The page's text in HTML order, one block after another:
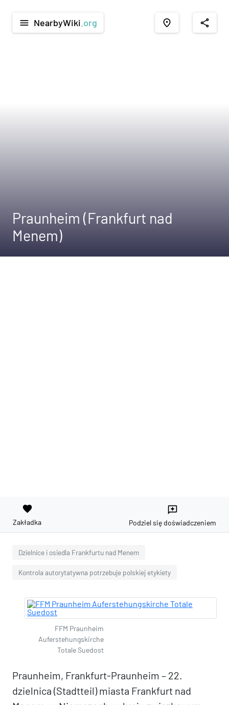
menu NearbyWiki .org place share
Praunheim (Frankfurt nad
Menem)
favorite
Zakładka
reviews
Podziel się doświadczeniem
Dzielnice i osiedla Frankfurtu nad Menem
Kontrola autorytatywna potrzebuje polskiej etykiety
FFM Praunheim
Auferstehungskirche
Totale Suedost
Praunheim, Frankfurt-Praunheim – 22.
dzielnica (Stadtteil) miasta Frankfurt nad